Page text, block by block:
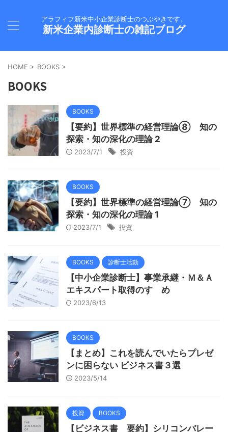
アラフィフ新米中小企業診断士のつぶやきです。
新米企業内診断士の雑記ブログ
HOME > BOOKS >
BOOKS
BOOKS
【要約】世界標準の経営理論⑧ 知の
探索・知の深化の理論 2
2023/7/1 投資
BOOKS
【要約】世界標準の経営理論⑦ 知の
探索・知の深化の理論 1
2023/7/1 投資
BOOKS 診断士活動
【中小企業診断士】事業承継・Ｍ＆Ａ
エキスパート取得のすゝめ
2023/6/13
BOOKS
【まとめ】これを読んでいたらプレゼ
ンに困らない ビジネス書３選
2023/5/14
投資 BOOKS
【ビジネス書 要約】シリコンバレー